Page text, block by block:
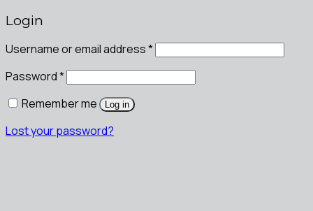
Login
Username or email address*
Password*
Remember me
Log in
Lost your password?